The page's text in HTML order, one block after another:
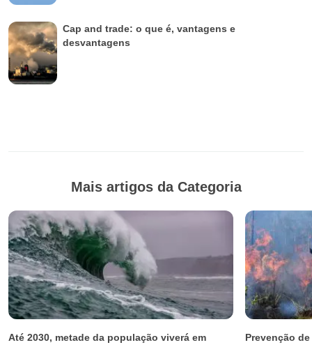
Cap and trade: o que é, vantagens e
desvantagens
Mais artigos da Categoria
Até 2030, metade da população viverá em
Prevenção